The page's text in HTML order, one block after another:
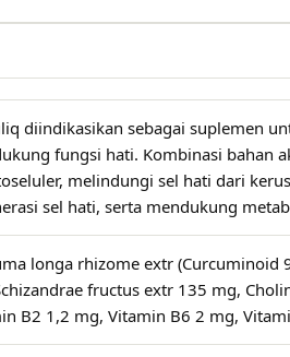
diindikasikan sebagai suplemen
fungsi hati. Kombinasi bahan
melindungi sel hati dari
sel hati, serta mendukung
longa rhizome extr
fructus extr 135 mg,
B2 1,2 mg, Vitamin B6 2 mg,